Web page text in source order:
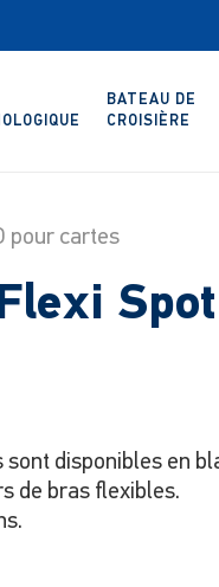
BATEAU DE
CROISIÈRE
pour cartes
disponibles en
de bras flexibles.